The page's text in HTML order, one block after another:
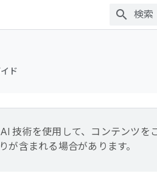
ド
技術を使用して、コンテンツを
が含まれる場合があります。